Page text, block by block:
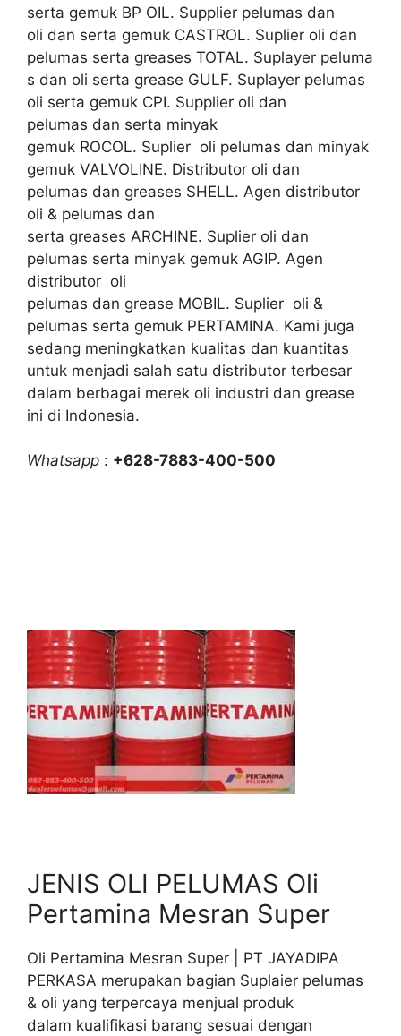
serta gemuk BP OIL. Supplier pelumas dan
oli dan serta gemuk CASTROL. Suplier oli dan
pelumas serta greases TOTAL. Suplayer peluma
s dan oli serta grease GULF. Suplayer pelumas
oli serta gemuk CPI. Supplier oli dan
pelumas dan serta minyak
gemuk ROCOL. Suplier oli pelumas dan minyak
gemuk VALVOLINE. Distributor oli dan
pelumas dan greases SHELL. Agen distributor
oli & pelumas dan
serta greases ARCHINE. Suplier oli dan
pelumas serta minyak gemuk AGIP. Agen
distributor oli
pelumas dan grease MOBIL. Suplier oli &
pelumas serta gemuk PERTAMINA. Kami juga
sedang meningkatkan kualitas dan kuantitas
untuk menjadi salah satu distributor terbesar
dalam berbagai merek oli industri dan grease
ini di Indonesia.
Whatsapp : +628-7883-400-500
JENIS OLI PELUMAS Oli
Pertamina Mesran Super
Oli Pertamina Mesran Super | PT JAYADIPA
PERKASA merupakan bagian Suplaier pelumas
& oli yang terpercaya menjual produk
dalam kualifikasi barang sesuai dengan